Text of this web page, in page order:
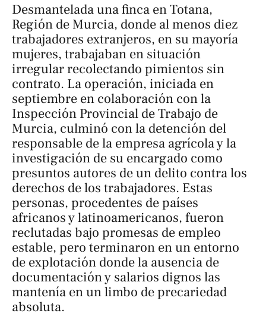
Desmantelada una finca en Totana,
Región de Murcia, donde al menos diez
trabajadores extranjeros, en su mayoría
mujeres, trabajaban en situación
irregular recolectando pimientos sin
contrato. La operación, iniciada en
septiembre en colaboración con la
Inspección Provincial de Trabajo de
Murcia, culminó con la detención del
responsable de la empresa agrícola y la
investigación de su encargado como
presuntos autores de un delito contra los
derechos de los trabajadores. Estas
personas, procedentes de países
africanos y latinoamericanos, fueron
reclutadas bajo promesas de empleo
estable, pero terminaron en un entorno
de explotación donde la ausencia de
documentación y salarios dignos las
mantenía en un limbo de precariedad
absoluta.